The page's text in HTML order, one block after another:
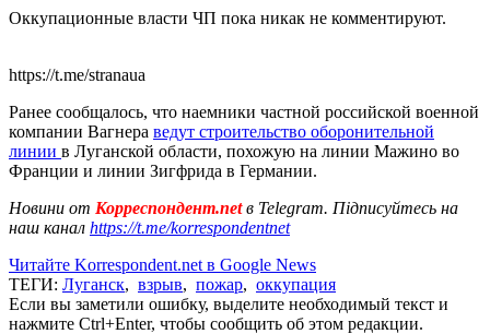
Оккупационные власти ЧП пока никак не комментируют.
https://t.me/stranaua
Ранее сообщалось, что наемники частной российской военной
компании Вагнера ведут строительство оборонительной
линии в Луганской области, похожую на линии Мажино во
Франции и линии Зигфрида в Германии.
Новини от Корреспондент.netв Telegram. Підписуйтесь на
наш канал https://t.me/korrespondentnet
Читайте Korrespondent.net в Google News
ТЕГИ: Луганск, взрыв, пожар, оккупация
Если вы заметили ошибку, выделите необходимый текст и
нажмите Ctrl+Enter, чтобы сообщить об этом редакции.